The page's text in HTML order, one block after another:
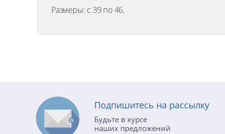
Размеры: с 39 по 46.
Подпишитесь на рассылку
Будьте в курсе
наших предложений